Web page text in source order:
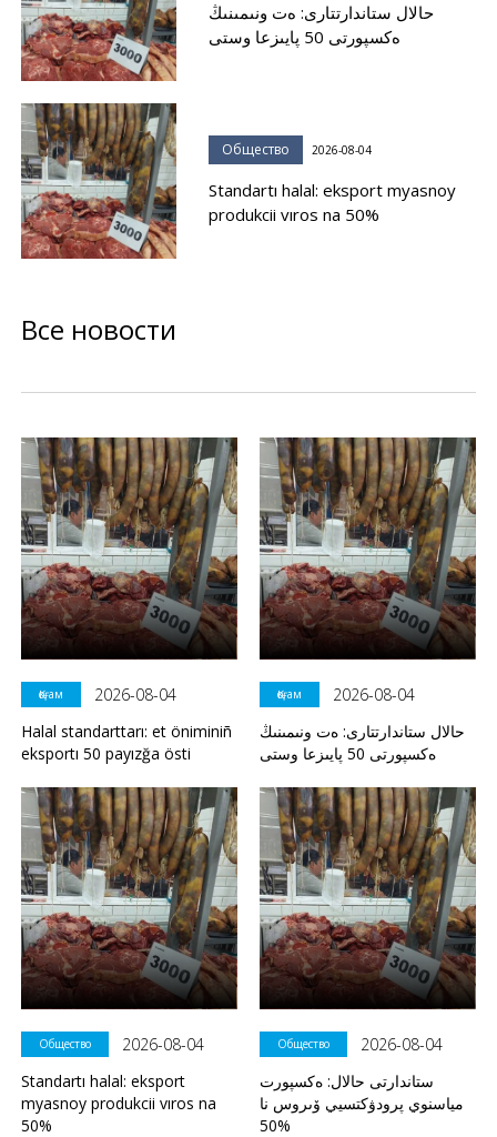
حالال ستاندارتتارى: ەت ونىمىنىڭ
ەكسپورتى 50 پايىزعا وستى
Общество 2026-08-04
Standartı halal: eksport myasnoy
produkcii vıros na 50%
Все новости
Қоғам
2026-08-04
Halal standarttarı: et öniminiñ
eksportı 50 payızğa östi
Қоғам
2026-08-04
حالال ستاندارتتارى: ەت ونىمىنىڭ
ەكسپورتى 50 پايىزعا وستى
Общество
2026-08-04
Standartı halal: eksport
myasnoy produkcii vıros na
50%
Общество
2026-08-04
ستاندارتى حالال: ەكسپورت
مياسنوي پرودۋكتسيي ۆىروس نا
50%